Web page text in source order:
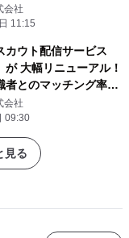
、スカウト成功率を
会社
11:15
カウト配信サービス
が 大幅リニューアル！
者とのマッチング率が
会社
09:30
見る